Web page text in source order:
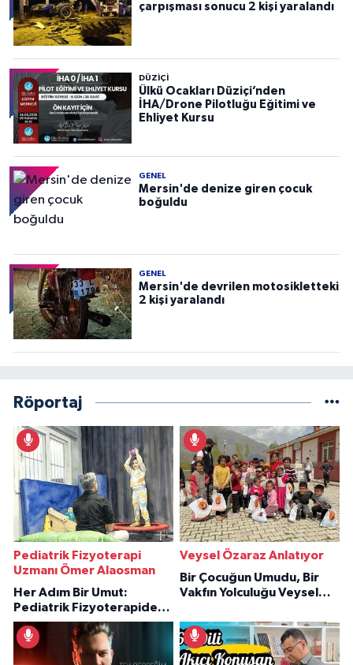
çarpışması sonucu 2 kişi yaralandı
DÜZIÇI
Ülkü Ocakları Düziçi’nden
İHA/Drone Pilotluğu Eğitimi ve
Ehliyet Kursu
GENEL
Mersin'de denize giren çocuk
boğuldu
GENEL
Mersin'de devrilen motosikletteki
2 kişi yaralandı
Röportaj
Pediatrik Fizyoterapi
Uzmanı Ömer Alaosman
Her Adım Bir Umut:
Pediatrik Fizyoterapiden
İlham Veren Hikâyeler
Veysel Özaraz Anlatıyor
Bir Çocuğun Umudu, Bir
Vakfın Yolculuğu Veysel